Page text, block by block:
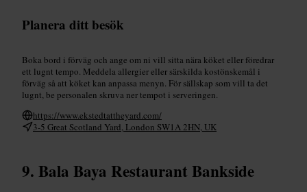
Planera ditt besök
Boka bord i förväg och ange om ni vill sitta nära köket eller föredrar
ett lugnt tempo. Meddela allergier eller särskilda kostönskemål i
förväg så att köket kan anpassa menyn. För sällskap som vill ta det
lugnt, be personalen skruva ner tempot i serveringen.
https://www.ekstedtattheyard.com/
3-5 Great Scotland Yard, London SW1A 2HN, UK
Bala Baya Restaurant Bankside